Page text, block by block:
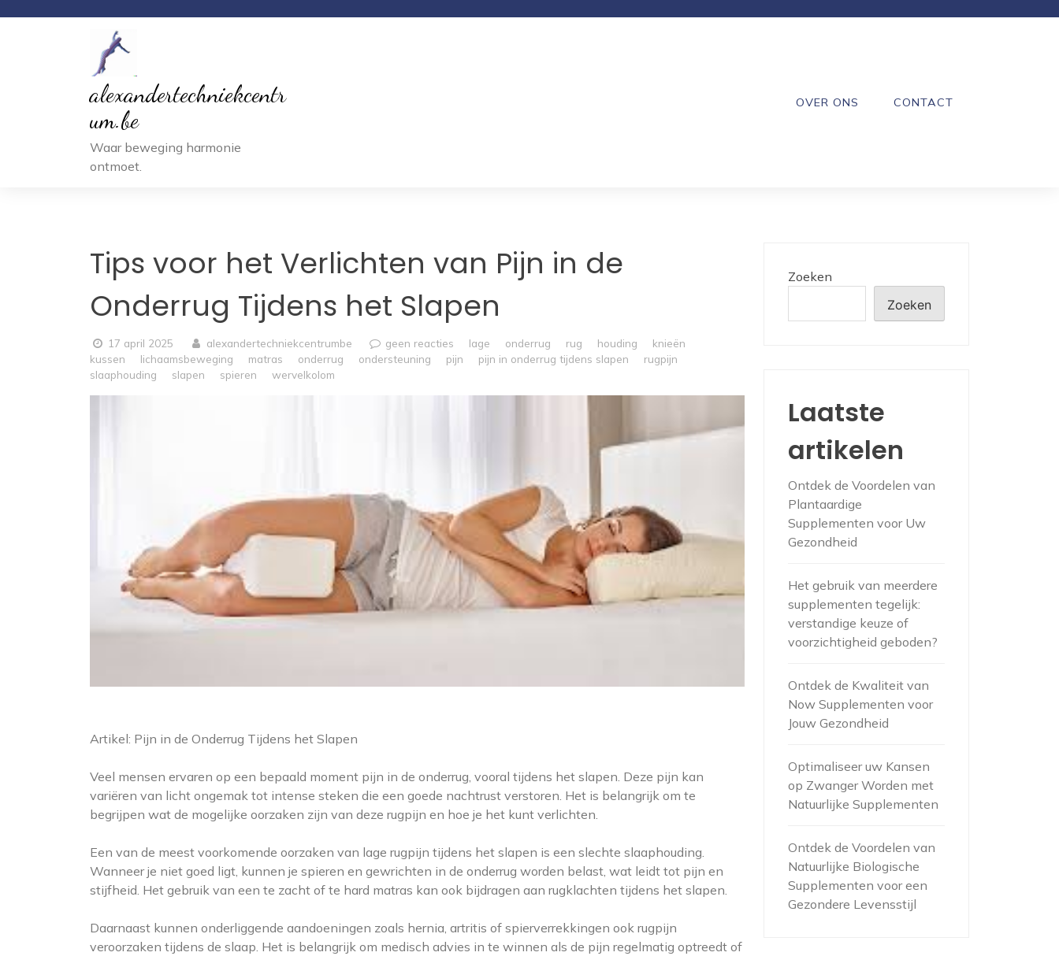
alexandertechniekcentr
um.be
Waar beweging harmonie
ontmoet.
OVER ONS CONTACT
Tips voor het Verlichten van Pijn in de
Onderrug Tijdens het Slapen
17 april 2025 alexandertechniekcentrumbe geen reacties lage onderrug rug houding
knieën
kussen
lichaamsbeweging matras onderrug ondersteuning pijn pijn in onderrug tijdens slapen
rugpijn
slaaphouding
slapen spieren wervelkolom
Artikel: Pijn in de Onderrug Tijdens het Slapen
Veel mensen ervaren op een bepaald moment pijn in de onderrug, vooral tijdens het slapen. Deze pijn kan
variëren van licht ongemak tot intense steken die een goede nachtrust verstoren. Het is belangrijk om te
begrijpen wat de mogelijke oorzaken zijn van deze rugpijn en hoe je het kunt verlichten.
Een van de meest voorkomende oorzaken van lage rugpijn tijdens het slapen is een slechte slaaphouding.
Wanneer je niet goed ligt, kunnen je spieren en gewrichten in de onderrug worden belast, wat leidt tot pijn en
stijfheid. Het gebruik van een te zacht of te hard matras kan ook bijdragen aan rugklachten tijdens het slapen.
Daarnaast kunnen onderliggende aandoeningen zoals hernia, artritis of spierverrekkingen ook rugpijn
veroorzaken tijdens de slaap. Het is belangrijk om medisch advies in te winnen als de pijn regelmatig optreedt of
Zoeken
Zoeken
Laatste
artikelen
Ontdek de Voordelen van
Plantaardige
Supplementen voor Uw
Gezondheid
Het gebruik van meerdere
supplementen tegelijk:
verstandige keuze of
voorzichtigheid geboden?
Ontdek de Kwaliteit van
Now Supplementen voor
Jouw Gezondheid
Optimaliseer uw Kansen
op Zwanger Worden met
Natuurlijke Supplementen
Ontdek de Voordelen van
Natuurlijke Biologische
Supplementen voor een
Gezondere Levensstijl